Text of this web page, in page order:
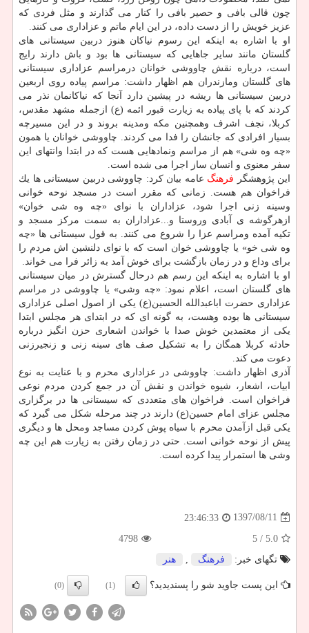
چون قالی بافی و حصیر بافی را كنار می گذارند و مثل فردی كه
عزیز خویش را از دست داده، در این ایام ماتم و عزاداری می كنند.
او با اشاره به اینكه این رسوم نیاكان هنوز دربین سیستانی های
گلستان مانند سایر جاهایی كه سیستانی ها بود و باش دارند رایج
است، درباره نقش چاووشی خوانان درمراسم عزاداری سیستانی
های گلستان ومازندران هم اظهار داشت: مراسم پیاده روی اربعین
دربین سیستانی ها ریشه در پیشین دارد آنجا كه نیاكانمان نذر می
كردند كه با پای پیاده به زیارت قبور ائمه (ع) ازجمله مشهد مقدس،
كربلا، نجف اشرف وهمچنین مكه ومدینه بروند و در این مسیرچه
بسیار افرادی كه جانشان را فدا می كردند. چاووشی خوانان یا همون
«چه وه شی» هم از مراسم ونمادهایی هست كه در ابتدا وانتهای این
سفر معنوی و انسان ساز اجرا می شده است.
این پژوهشگر فرهنگ عامه بیان كرد: چاووشی دربین سیستانی ها یك
فراخوان هم هست. زمانی كه مقرر است در مسجد نوحه خوانی
وسینه زنی اجرا شود، عزاداران با نوای «چه وه شی خوان»
ازهرگوشه ی آبادی وروستا و...عزاداران به سمت مركز مسجد و
تكیه آمده ومراسم عزا را شروع می كنند. به قول سیستانی ها «چه
وه شی خو» یا چاووشی خوان است كه با نوای دلنشین اش مردم را
برای وداع و در زمان بازگشت برای خوش آمد به زائر فرا می خواند.
او با اشاره به اینكه این رسم هم درحال گسترش در میان سیستانی
های گلستان است، اعلام نمود: «چه وشی» یا چاووشی در مراسم
عزاداری حضرت اباعبدالله الحسین(ع) یكی از اصول اصلی عزاداری
سیستانی ها بوده وهست، به گونه ای كه در ابتدای هر مجلس ابتدا
یكی از معتمدین خوش صدا با خواندن اشعاری حزن انگیز درباره
حادثه كربلا همگان را به تشكیل صف های سینه زنی و زنجیرزنی
دعوت می كند.
آذری اظهار داشت: چاووشی در عزاداری محرم و با عنایت به نوع
ابیات، اشعار، شیوه خواندن و نقش آن در جمع كردن مردم نوعی
فراخوان است. فراخوان های متعددی كه سیستانی ها در برگزاری
مجلس عزای امام حسین(ع) دارند در چند مرحله شكل می گیرد كه
یكی قبل ازآمدن محرم با سیاه پوش كردن مساجد ومحل ها و دیگری
پیش از نوحه خوانی است. حتی در زمان رفتن به زیارت هم این چه
وشی ها استمرار پیدا كرده است.
1397/08/11
23:46:33
5.0
/ 5
4798
تگهای خبر:
فرهنگ , هنر
این پست جاوید شو را پسندیدید؟ (1)
(0)